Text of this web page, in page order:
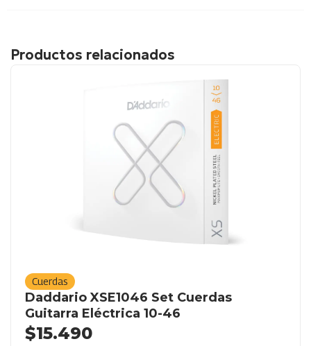
Productos relacionados
Cuerdas
Daddario XSE1046 Set Cuerdas
Guitarra Eléctrica 10-46
$15.490